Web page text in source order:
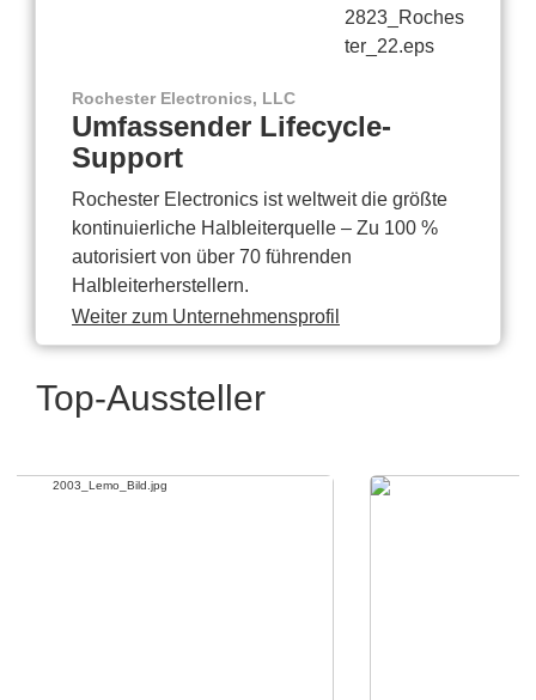
Rochester Electronics, LLC
Umfassender Lifecycle-
Support
Rochester Electronics ist weltweit die größte
kontinuierliche Halbleiterquelle – Zu 100 %
autorisiert von über 70 führenden
Halbleiterherstellern.
Weiter zum Unternehmensprofil
Top-Aussteller